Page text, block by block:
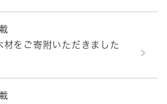
材をご寄附いただきました